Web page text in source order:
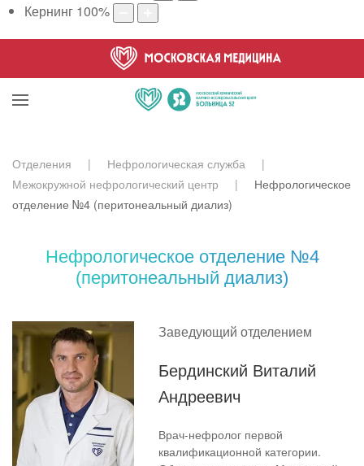
Кернинг 100%
Отделения
Нефрологическая служба
Межокружной нефрологический центр
Нефрологическое
отделение №4 (перитонеальный диализ)
Нефрологическое отделение №4
(перитонеальный диализ)
Заведующий отделением
Бердинский Виталий
Андреевич
Врач-нефролог первой
квалификационной категории.